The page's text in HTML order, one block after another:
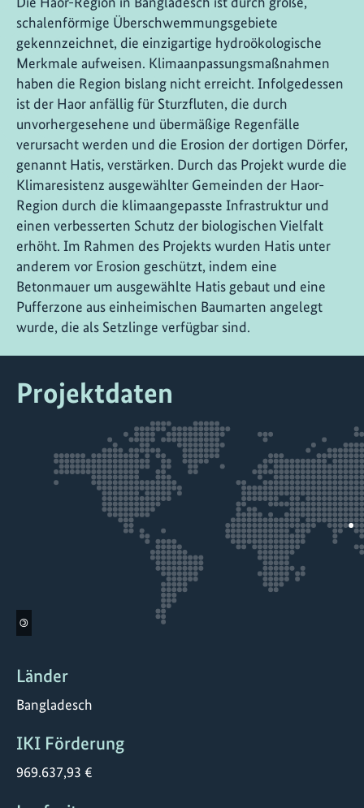
schalenförmige Überschwemmungsgebiete
gekennzeichnet, die einzigartige hydroökologische
Merkmale aufweisen. Klimaanpassungsmaßnahmen
haben die Region bislang nicht erreicht. Infolgedessen
ist der Haor anfällig für Sturzfluten, die durch
unvorhergesehene und übermäßige Regenfälle
verursacht werden und die Erosion der dortigen Dörfer,
genannt Hatis, verstärken. Durch das Projekt wurde die
Klimaresistenz ausgewählter Gemeinden der Haor-
Region durch die klimaangepasste Infrastruktur und
einen verbesserten Schutz der biologischen Vielfalt
erhöht. Im Rahmen des Projekts wurden Hatis unter
anderem vor Erosion geschützt, indem eine
Betonmauer um ausgewählte Hatis gebaut und eine
Pufferzone aus einheimischen Baumarten angelegt
wurde, die als Setzlinge verfügbar sind.
Projektdaten
©
Länder
Bangladesch
IKI Förderung
969.637,93 €